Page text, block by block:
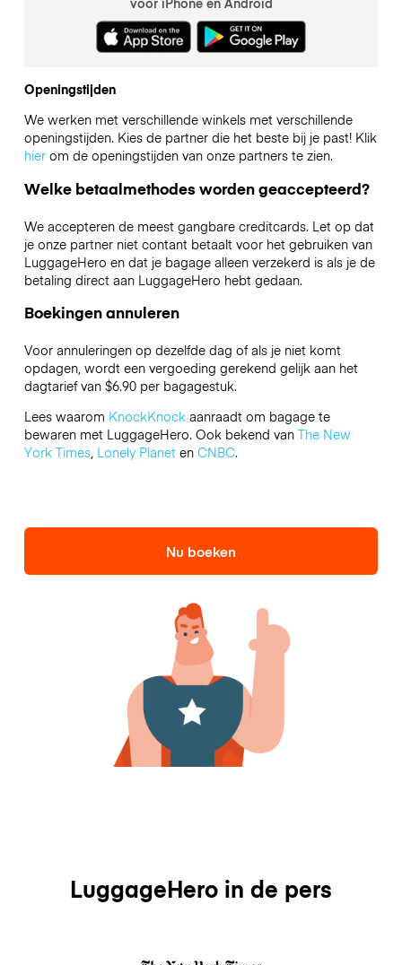
Openingstijden
We werken met verschillende winkels met verschillende
openingstijden. Kies de partner die het beste bij je past! Klik
hierom de openingstijden van onze partners te zien.
Welke betaalmethodes worden geaccepteerd?
We accepteren de meest gangbare creditcards. Let op dat
je onze partner niet contant betaalt voor het gebruiken van
LuggageHero en dat je bagage alleen verzekerd is als je de
betaling direct aan LuggageHero hebt gedaan.
Boekingen annuleren
Voor annuleringen op dezelfde dag of als je niet komt
opdagen, wordt een vergoeding gerekend gelijk aan het
dagtarief van $6.90 per bagagestuk.
Lees waarom KnockKnockaanraadt om bagage te
bewaren met LuggageHero. Ook bekend van The New
York Times, Lonely Planeten CNBC.
Nu boeken
LuggageHero in de pers